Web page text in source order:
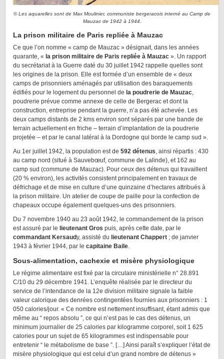
©Les aquarelles sont de Max Moulinier, communiste bergeracois interné au Camp de
Mauzac de 1942 à 1944
La prison militaire de Paris repliée à Mauzac
Ce que l’on nomme « camp de Mauzac » désignait, dans les années
quarante, « la prison militaire de Paris repliée à Mauzac ». Un rapport
du secrétariat à la Guerre daté du 30 juillet 1942 rappelle quelles sont
les origines de la prison. Elle est formée d’un ensemble de « deux
camps de prisonniers aménagés par utilisation des baraquements
édifiés pour le logement du personnel de la poudrerie de Mauzac,
poudrerie prévue comme annexe de celle de Bergerac et dont la
construction, entreprise pendant la guerre, n’a pas été achevée. Les
deux camps distants de 2 kms environ sont séparés par une bande de
terrain actuellement en friche – terrain d’implantation de la poudrerie
projetée – et par le canal latéral à la Dordogne qui borde le camp sud ».
Au 1er juillet 1942, la population est de 592 détenus, ainsi répartis : 430
au camp nord (situé à Sauvebœuf, commune de Lalinde), et 162 au
camp sud (commune de Mauzac). Pour ceux des détenus qui travaillent
(20 % environ), les activités consistent principalement en travaux de
défrichage et de mise en culture d’une quinzaine d’hectares attribués à
la prison militaire. Un atelier de coupe de paille pour la confection de
chapeaux occupe également quelques-uns des prisonniers.
Du 7 novembre 1940 au 23 août 1942, le commandement de la prison
est assuré par le lieutenant Gros puis, après cette date, par le
commandant Kersaudy, assisté du lieutenant Chappert ; de janvier
1943 à février 1944, par le capitaine Baile.
Sous-alimentation, cachexie et misère physiologique
Le régime alimentaire est fixé par la circulaire ministérielle n° 28.891
C/10 du 29 décembre 1941. L’enquête réalisée par le directeur du
service de l’intendance de la 12e division militaire signale la faible
valeur calorique des denrées contingentées fournies aux prisonniers : 1
050 calories/jour. « Ce nombre est nettement insuffisant, étant admis que
même au “ repos absolu ”, ce qui n’est pas le cas des détenus, un
minimum journalier de 25 calories par kilogramme corporel, soit 1 625
calories pour un sujet de 65 kilogrammes est indispensable pour
entretenir “ le métabolisme de base ”. […] Ainsi paraît s’expliquer l’état de
misère physiologique qui est celui d’un grand nombre de détenus »